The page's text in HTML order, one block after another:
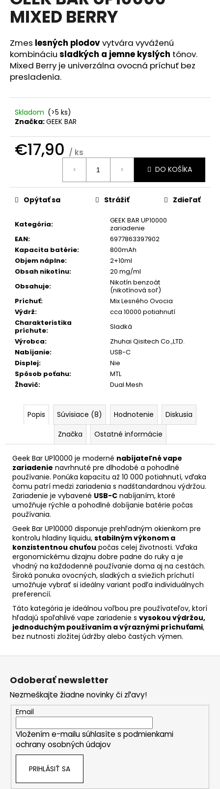
0,0
hviezdičiek.
MIXED BERRY
Zmes lesných plodovvytvára vyváženú
kombináciu sladkých a jemne kyslých tónov.
Mixed Berry je univerzálna ovocná príchuť bez
presladenia.
Skladom (>5 ks)
Značka:GEEK BAR
€17,90 / ks
DO KOŠÍKA
Kategória:
GEEK BAR UP10000
zariadenie
EAN:
6977863397902
Kapacita batérie:
800mAh
Objem náplne:
2+10ml
Obsah nikotínu:
20 mg/ml
Obsahuje:
Nikotín benzoát
(nikotínová soľ)
Príchuť:
Mix Lesného Ovocia
Výdrž:
cca 10000 potiahnutí
Charakteristika
príchute:
Sladká
Výrobca:
Zhuhai Qisitech Co.,LTD.
Nabíjanie:
USB-C
Displej:
Nie
Spôsob poťahu:
MTL
Žhavič: Dual Mesh
Opýtať sa Strážiť Zdieľať
Popis Súvisiace (8) Hodnotenie
Diskusia
Značka
Ostatné informácie
Geek Bar UP10000 je moderné nabíjateľné vape
zariadenie navrhnuté pre dlhodobé a pohodlné
používanie. Ponúka kapacitu až 10 000 potiahnutí, vďaka
čomu patrí medzi zariadenia s nadštandardnou výdržou.
Zariadenie je vybavené USB-C nabíjaním, ktoré
umožňuje rýchle a pohodlné dobíjanie batérie počas
používania.
Geek Bar UP10000 disponuje prehľadným okienkom pre
kontrolu hladiny liquidu, stabilným výkonom a
konzistentnou chuťou počas celej životnosti. Vďaka
ergonomickému dizajnu dobre padne do ruky a je
vhodný na každodenné používanie doma aj na cestách.
Široká ponuka ovocných, sladkých a sviežich príchutí
umožňuje vybrať si ideálny variant podľa individuálnych
preferencií.
Táto kategória je ideálnou voľbou pre používateľov, ktorí
hľadajú spoľahlivé vape zariadenie s vysokou výdržou,
jednoduchým používaním a výraznými príchuťami,
bez nutnosti zložitej údržby alebo častých výmen.
á
j
s
ť
?
O
o
č
m
e
ELFA
PRO
POD
STRAWBERRY
RASPBERRY
V2
€8,85
Z
Odoberať newsletter
Nezmeškajte žiadne novinky či zľavy!
Email
Vložením e-mailu súhlasíte s podmienkami
ochrany osobných údajov
PRIHLÁSIŤ SA